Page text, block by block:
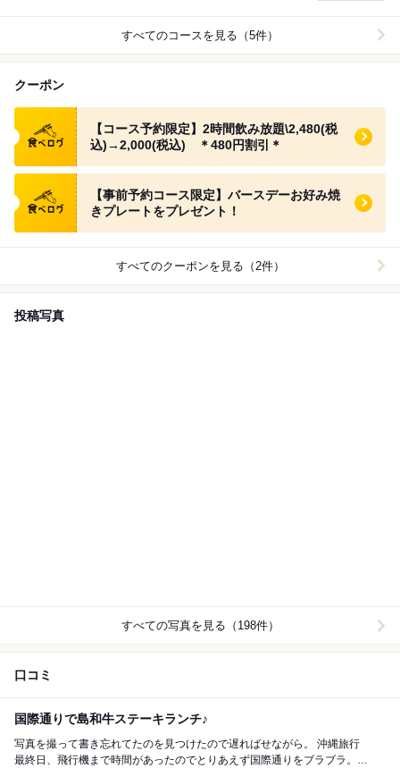
すべてのコースを見る（5件）
クーポン
食べログ クーポン
【コース予約限定】2時間飲み放題\2,480(税
込)→2,000(税込) ＊480円割引＊
食べログ クーポン
【事前予約コース限定】バースデーお好み焼
きプレートをプレゼント！
すべてのクーポンを見る（2件）
投稿写真
すべての写真を見る（198件）
口コミ
国際通りで島和牛ステーキランチ♪
写真を撮って書き忘れてたのを見つけたので遅ればせながら。 沖縄旅行
最終日、飛行機まで時間があったのでとりあえず国際通りをブラブラ。